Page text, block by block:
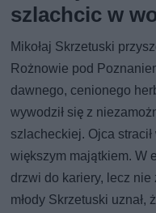
szlachcic w
Mikołaj Skrzetuski
Rożnowie pod
dawnego, cenionego
wywodził się z
szlacheckiej. Ojca
większym majątkiem. W
drzwi do kariery, lecz nie
młody Skrzetuski